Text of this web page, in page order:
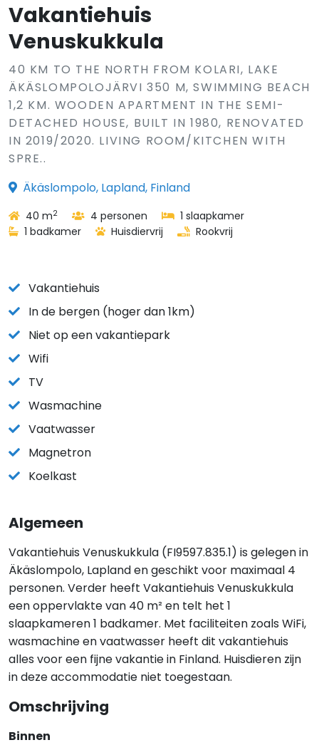
Vakantiehuis
Venuskukkula
40 KM TO THE NORTH FROM KOLARI, LAKE
ÄKÄSLOMPOLOJÄRVI 350 M, SWIMMING BEACH
1,2 KM. WOODEN APARTMENT IN THE SEMI-
DETACHED HOUSE, BUILT IN 1980, RENOVATED
IN 2019/2020. LIVING ROOM/KITCHEN WITH
SPRE..
Äkäslompolo, Lapland, Finland
40 m2 4 personen
1 slaapkamer
1 badkamer
Huisdiervrij Rookvrij
Vakantiehuis
In de bergen (hoger dan 1km)
Niet op een vakantiepark
Wifi
TV
Wasmachine
Vaatwasser
Magnetron
Koelkast
Algemeen
Vakantiehuis Venuskukkula (FI9597.835.1) is gelegen in
Äkäslompolo, Lapland en geschikt voor maximaal 4
personen. Verder heeft Vakantiehuis Venuskukkula
een oppervlakte van 40 m² en telt het 1
slaapkameren 1 badkamer. Met faciliteiten zoals WiFi,
wasmachine en vaatwasser heeft dit vakantiehuis
alles voor een fijne vakantie in Finland. Huisdieren zijn
in deze accommodatie niet toegestaan.
Omschrijving
Binnen